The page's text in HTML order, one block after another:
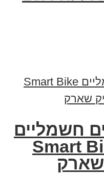
חשמליים
Smart
שארק